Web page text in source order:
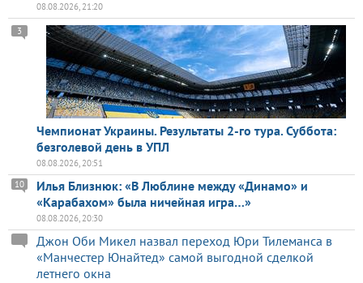
08.08.2026, 21:20
Чемпионат Украины. Результаты 2-го тура. Суббота:
безголевой день в УПЛ
3
08.08.2026, 20:51
Илья Близнюк: «В Люблине между «Динамо» и
«Карабахом» была ничейная игра…»
10
08.08.2026, 20:30
Джон Оби Микел назвал переход Юри Тилеманса в
«Манчестер Юнайтед» самой выгодной сделкой
летнего окна